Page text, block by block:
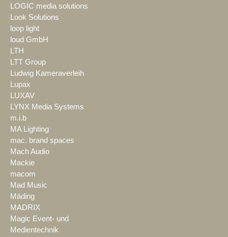
LOGIC media solutions
Look Solutions
loop light
loud GmbH
LTH
LTT Group
Ludwig Kameraverleih
Lupax
LUXAV
LYNX Media Systems
m.i.b
MA Lighting
mac. brand spaces
Mach Audio
Mackie
macom
Mad Music
Mäding
MADRIX
Magic Event- und
Medientechnik